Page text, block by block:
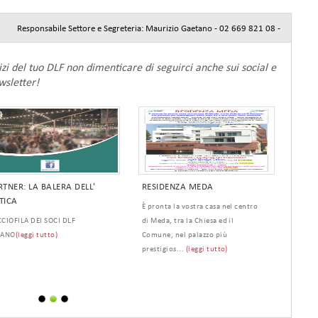
Responsabile Settore e Segreteria: Maurizio Gaetano - 02 669 821 08 -
del tuo DLF non dimenticare di seguirci anche sui social e
LA BALERA DELL'
DEI SOCI DLF
(leggi tutto)
RESIDENZA MEDA
È pronta la vostra casa nel centro
di Meda, tra la Chiesa ed il
Comune, nel palazzo più
prestigios... (leggi tutto)